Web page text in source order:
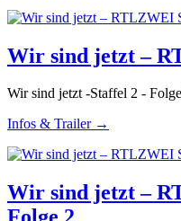
Wir sind jetzt –
Wir sind jetzt -Staffel 2 -
Infos & Trailer →
Wir sind jetzt –